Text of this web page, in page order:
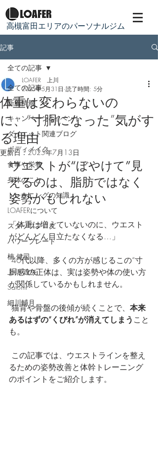
​高槻富田エリアのパーソナルジム
記事
全ての記事
新着情報
キャンペーン&イベント
ダイエット関連ブログ
ボディメイク
食事や栄養
身体のこと
トレーニングの知識
LOAFERについて
スタッフブログ
パワープレート
楠 健司
上川 達矢
Satomi
細川輔月
全ての記事
体重は変わらないの
に、“寸胴になった”気がす
る理由
LOAFER 上川
2025年5月31日 読了時間: 5分
更新日： 2025年7月13日
ウエストが“ぼやけて”見
えるのは、脂肪ではなく
姿勢かもしれない
「体重は増えていないのに、ウエスト
がどんどん目立たなくなる…」
40代以降、多くの方が感じるこの“寸
胴感”の正体は、実は姿勢や体の使い方
が関係しているかもしれません。
猫背や骨盤の後傾が続くことで、 本来
あるはずの“くびれ”が消えてしまう こと
も。
この記事では、ウエストラインを整え
るための姿勢改善と体幹トレーニング
のポイントをご紹介します。